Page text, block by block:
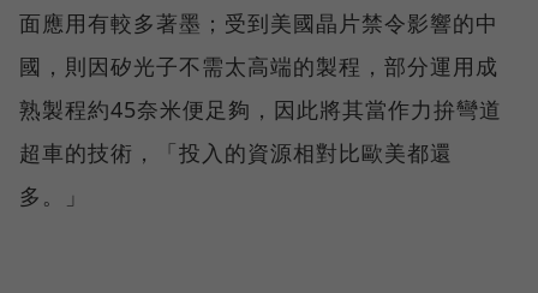
面應用有較多著墨；受到美國晶片禁令影響的中
國，則因矽光子不需太高端的製程，部分運用成
熟製程約45奈米便足夠，因此將其當作力拚彎道
超車的技術，「投入的資源相對比歐美都還
多。」